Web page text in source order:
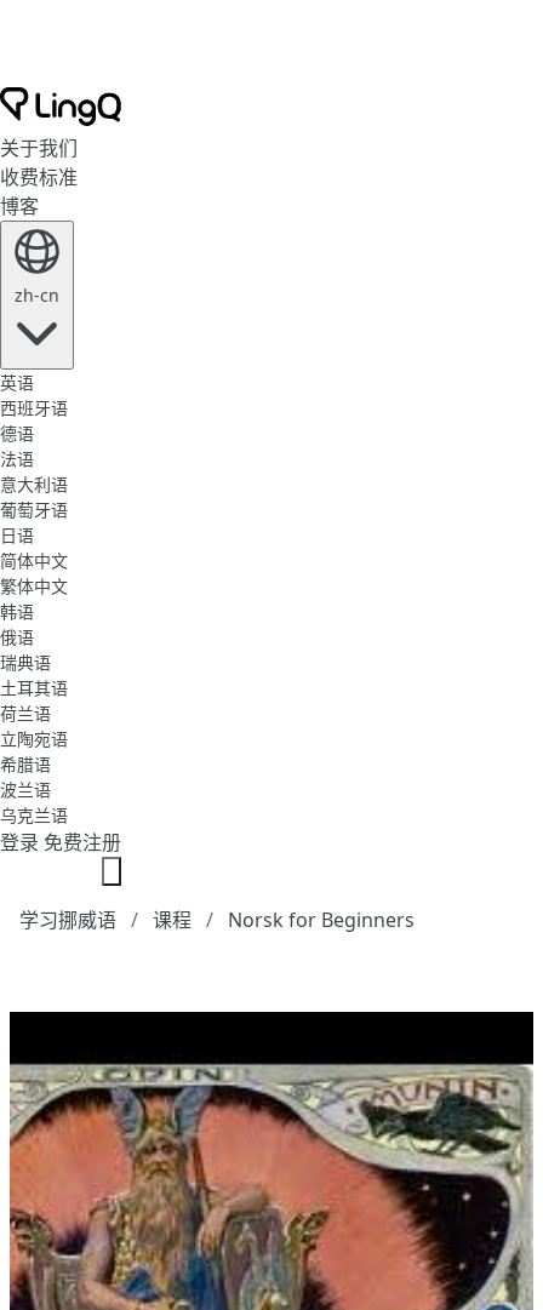
关于我们
收费标准
博客
zh-cn
英语
西班牙语
德语
法语
意大利语
葡萄牙语
日语
简体中文
繁体中文
韩语
俄语
瑞典语
土耳其语
荷兰语
立陶宛语
希腊语
波兰语
乌克兰语
登录 免费注册
学习挪威语 课程 Norsk for Beginners